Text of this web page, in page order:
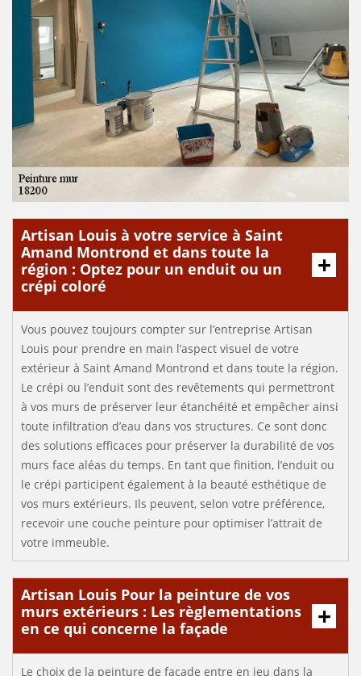
Artisan Louis à votre service à Saint
Amand Montrond et dans toute la
région : Optez pour un enduit ou un
crépi coloré
Vous pouvez toujours compter sur l’entreprise Artisan
Louis pour prendre en main l’aspect visuel de votre
extérieur à Saint Amand Montrond et dans toute la région.
Le crépi ou l’enduit sont des revêtements qui permettront
à vos murs de préserver leur étanchéité et empêcher ainsi
toute infiltration d’eau dans vos structures. Ce sont donc
des solutions efficaces pour préserver la durabilité de vos
murs face aléas du temps. En tant que finition, l’enduit ou
le crépi participent également à la beauté esthétique de
vos murs extérieurs. Ils peuvent, selon votre préférence,
recevoir une couche peinture pour optimiser l’attrait de
votre immeuble.
Artisan Louis Pour la peinture de vos
murs extérieurs : Les règlementations
en ce qui concerne la façade
Le choix de la peinture de façade entre en jeu dans la